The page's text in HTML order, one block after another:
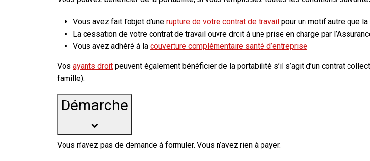
Vous avez fait l’objet d’une rupture de votre contrat de travail pour un motif autre que la
La cessation de votre contrat de travail ouvre droit à une prise en charge par
Vous avez adhéré à la couverture complémentaire santé d’entreprise
Vos ayants droit peuvent également bénéficier de la portabilité s’il s’agit d’un contrat
famille).
Démarche
Vous n’avez pas de demande à formuler. Vous n’avez rien à payer.